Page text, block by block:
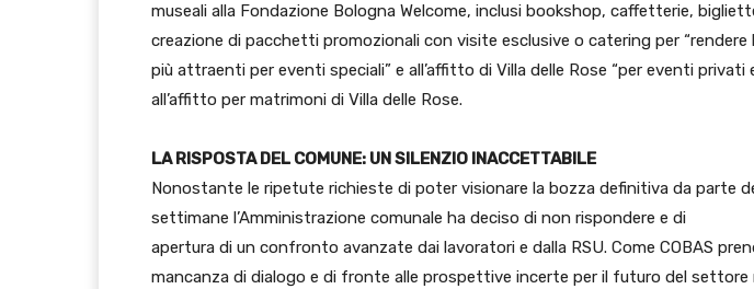
museali alla Fondazione Bologna Welcome, inclusi bookshop, caffetterie,
creazione di pacchetti promozionali con visite esclusive o catering per “rendere
più attraenti per eventi speciali” e all’affitto di Villa delle Rose “per eventi privati
all’affitto per matrimoni di Villa delle Rose.
LA RISPOSTA DEL COMUNE: UN SILENZIO INACCETTABILE
Nonostante le ripetute richieste di poter visionare la bozza definitiva da parte
settimane l’Amministrazione comunale ha deciso di non rispondere e di
apertura di un confronto avanzate dai lavoratori e dalla RSU. Come COBAS
mancanza di dialogo e di fronte alle prospettive incerte per il futuro del settore